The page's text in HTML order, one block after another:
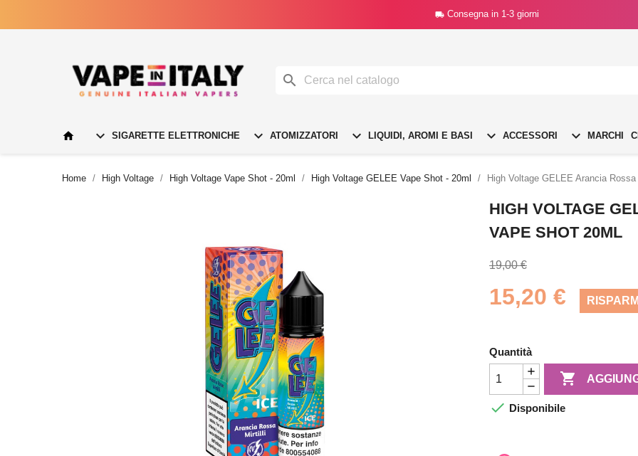
 Consegna in 1-3 giorni

  SIGARETTE ELETTRONICHE  ATOMIZZATORI  LIQUIDI, AROMI E BASI  ACCESSORI  MARCHI
Home High Voltage High Voltage Vape Shot - 20ml High Voltage GELEE Vape Shot - 20ml High Voltage GELEE Arancia
HIGH VOLTAGE
VAPE SHOT 20ML
19,00 €
15,20 €
Quantità

 Disponibile